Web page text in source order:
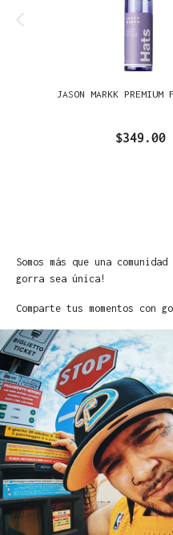
JASON MARKK PREMIUM
$349.00
Somos más que una
gorra sea única!
Comparte tus momentos